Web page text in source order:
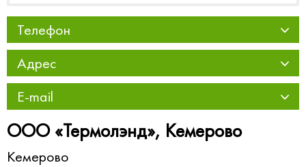
Телефон
Адрес
E-mail
ООО «Термолэнд», Кемерово
Кемерово